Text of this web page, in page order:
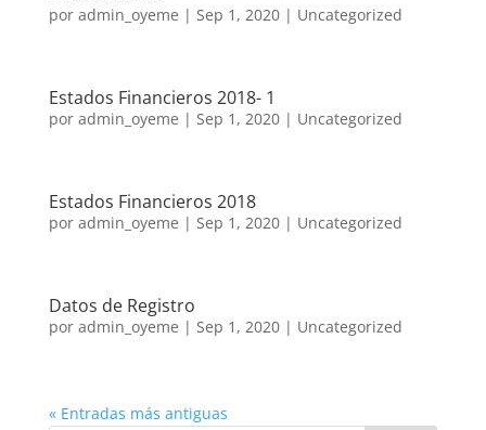
por admin_oyeme | Sep 1, 2020| Uncategorized
Estados Financieros 2018- 1
por admin_oyeme | Sep 1, 2020| Uncategorized
Estados Financieros 2018
por admin_oyeme | Sep 1, 2020| Uncategorized
Datos de Registro
por admin_oyeme | Sep 1, 2020| Uncategorized
« Entradas más antiguas